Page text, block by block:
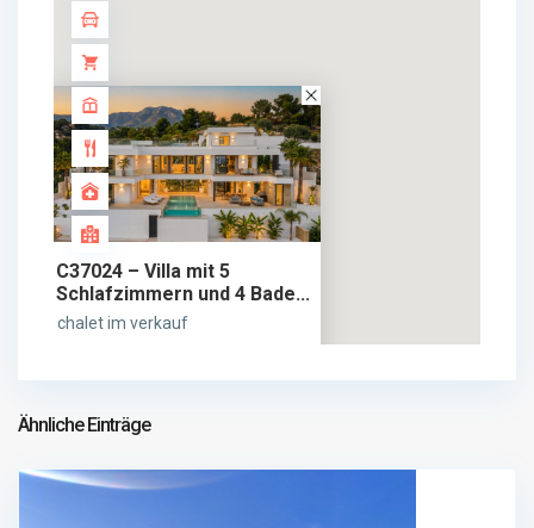
C37024 – Villa mit 5
Schlafzimmern und 4 Bade...
chalet im verkauf
1.978.000 €
Ähnliche Einträge